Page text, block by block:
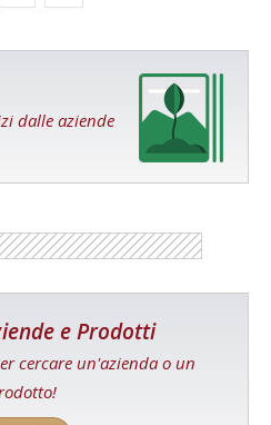
dalle aziende
e Prodotti
cercare un'azienda o un